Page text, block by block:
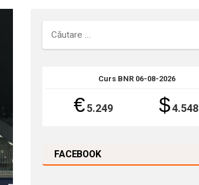
Curs BNR 06-08-2026
€ 5.249 $4.548
FACEBOOK